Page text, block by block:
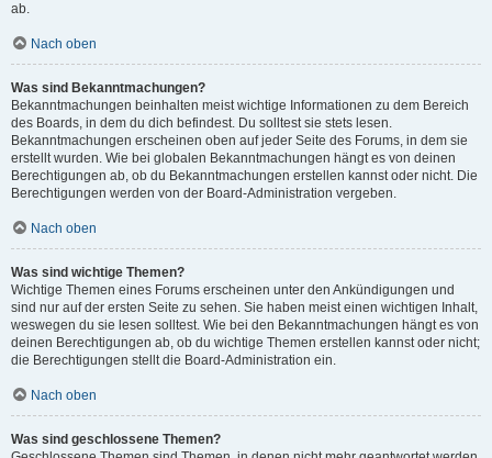
ab.
Nach oben
Was sind Bekanntmachungen?
Bekanntmachungen beinhalten meist wichtige Informationen zu dem Bereich
des Boards, in dem du dich befindest. Du solltest sie stets lesen.
Bekanntmachungen erscheinen oben auf jeder Seite des Forums, in dem sie
erstellt wurden. Wie bei globalen Bekanntmachungen hängt es von deinen
Berechtigungen ab, ob du Bekanntmachungen erstellen kannst oder nicht. Die
Berechtigungen werden von der Board-Administration vergeben.
Nach oben
Was sind wichtige Themen?
Wichtige Themen eines Forums erscheinen unter den Ankündigungen und
sind nur auf der ersten Seite zu sehen. Sie haben meist einen wichtigen Inhalt,
weswegen du sie lesen solltest. Wie bei den Bekanntmachungen hängt es von
deinen Berechtigungen ab, ob du wichtige Themen erstellen kannst oder nicht;
die Berechtigungen stellt die Board-Administration ein.
Nach oben
Was sind geschlossene Themen?